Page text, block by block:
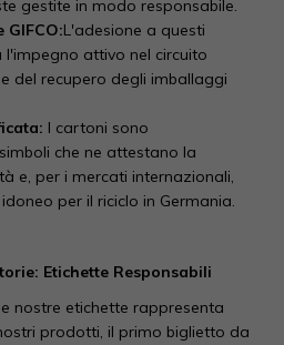
gestite in modo responsabile.
GIFCO:L'adesione a questi
l'impegno attivo nel circuito
del recupero degli imballaggi
I cartoni sono
che ne attestano la
e, per i mercati internazionali,
per il riciclo in Germania.
Etichette Responsabili
nostre etichette rappresenta
prodotti, il primo biglietto da